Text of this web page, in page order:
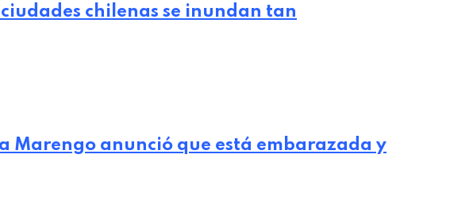
chilenas se inundan tan
Marengo anunció que está embarazada y